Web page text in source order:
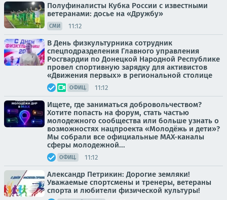
Полуфиналисты Кубка России с известными
ветеранами: досье на «Дружбу»
СМИ 11:12
В День физкультурника сотрудник
спецподразделения Главного управления
Росгвардии по Донецкой Народной Республике
провел спортивную зарядку для активистов
«Движения первых» в региональной столице
ОФИЦ. 11:12
Ищете, где заниматься добровольчеством?
Хотите попасть на форум, стать частью
молодежного сообщества или больше узнать о
возможностях нацпроекта «Молодёжь и дети»?
Мы собрали все официальные MAX-каналы
сферы молодежной...
ОФИЦ. 11:12
Александр Петрикин: Дорогие земляки!
Уважаемые спортсмены и тренеры, ветераны
спорта и любители физической культуры!